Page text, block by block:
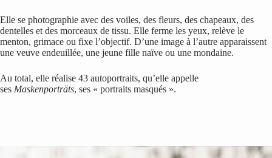
Elle se photographie avec des voiles, des fleurs, des chapeaux, des
dentelles et des morceaux de tissu. Elle ferme les yeux, relève le
menton, grimace ou fixe l’objectif. D’une image à l’autre apparaissent
une veuve endeuillée, une jeune fille naïve ou une mondaine.
Au total, elle réalise 43 autoportraits, qu’elle appelle
ses Maskenporträts, ses « portraits masqués ».